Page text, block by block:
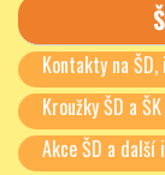
Kontakty na
Kroužky ŠD a ŠK
Akce ŠD a